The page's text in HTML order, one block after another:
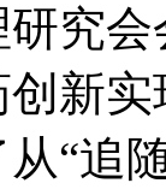
究
新
“追